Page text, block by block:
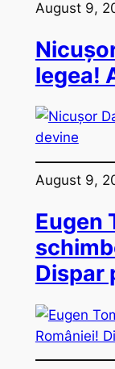
August 9,
legea!
August 9,
Eugen
Dispar